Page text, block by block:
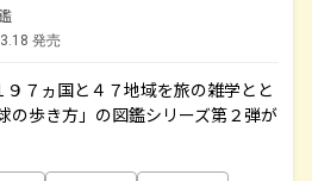
発売
７ヵ国と４７地域を旅の雑学とと
の歩き方」の図鑑シリーズ第２弾が